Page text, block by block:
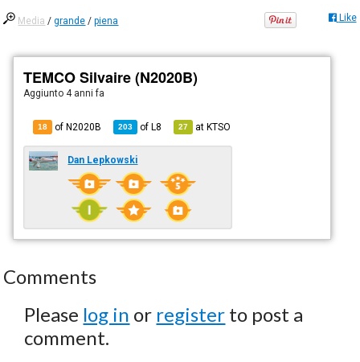
Media /grande /piena Like
TEMCO Silvaire (N2020B)
Aggiunto 4 anni fa
18 of N2020B 203 ofL8 27 atKTSO
Dan Lepkowski
Comments
Please log in or register to post a
comment.